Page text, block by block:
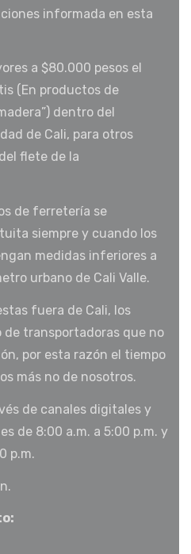
informada en esta
a $80.000 pesos el
(En productos de
dentro del
de Cali, para otros
flete de la
de ferretería se
siempre y cuando los
medidas inferiores a
urbano de Cali Valle.
fuera de Cali, los
de transportadoras que no
por esta razón el tiempo
más no de nosotros.
de canales digitales y
de 8:00 a.m. a 5:00 p.m. y
p.m.